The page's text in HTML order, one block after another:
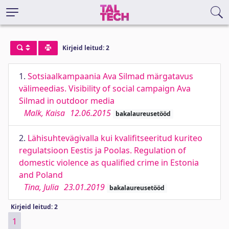
Kirjeid leitud: 2
1. Sotsiaalkampaania Ava Silmad märgatavus
välimeedias. Visibility of social campaign Ava
Silmad in outdoor media
Malk, Kaisa 12.06.2015 bakalaureusetööd
2. Lähisuhtevägivalla kui kvalifitseeritud kuriteo
regulatsioon Eestis ja Poolas. Regulation of
domestic violence as qualified crime in Estonia
and Poland
Tina, Julia 23.01.2019 bakalaureusetööd
Kirjeid leitud: 2
1